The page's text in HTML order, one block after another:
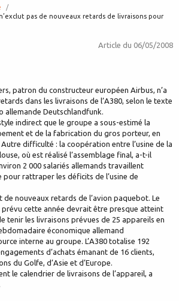
n’exclut pas de nouveaux retards de livraisons pour
Article du 06/05/2008
patron du constructeur européen Airbus, n’a
dans les livraisons de l’A380, selon le texte
allemande Deutschlandfunk.
indirect que le groupe a sous-estimé la
et de la fabrication du gros porteur, en
difficulté : la coopération entre l’usine de la
où est réalisé l’assemblage final, a-t-il
2 000 salariés allemands travaillent
pour rattraper les déficits de l’usine de
de nouveaux retards de l’avion paquebot. Le
prévu cette année devrait être presque atteint
tenir les livraisons prévues de 25 appareils en
économique allemand
interne au groupe. L’A380 totalise 192
d’achats émanant de 16 clients,
du Golfe, d’Asie et d’Europe.
le calendrier de livraisons de l’appareil, a